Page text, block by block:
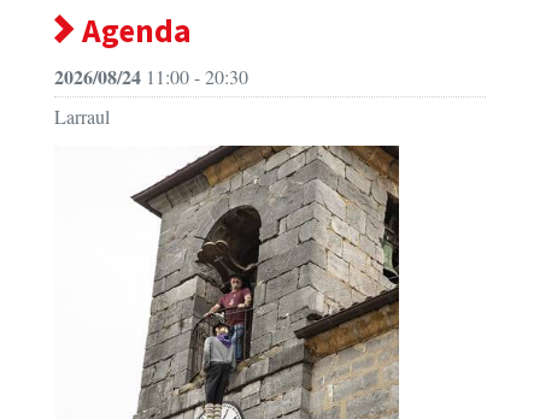
Agenda
2026/08/24 11:00 - 20:30
Larraul